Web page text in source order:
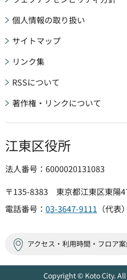
個人情報の取り扱い
サイトマップ
リンク集
RSSについて
著作権・リンクについて
江東区役所
法人番号：6000020131083
〒135-8383 東京都江東区東陽
電話番号： 03-3647-9111 （代表）
アクセス・利用時間・フロア
Copyright © Koto City.